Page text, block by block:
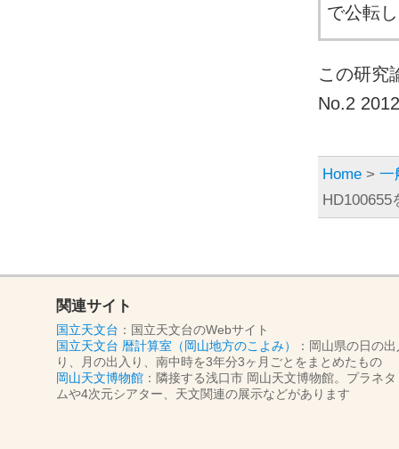
で公転
この研究
No.2
Home > 一
HD100655
関連サイト
国立天文台 ：国立天文台のWebサイト
国立天文台 暦計算室（岡山地方のこよみ）
：岡山県の日の
り、月の出入り、南中時を3年分3ヶ月ごとをまとめたもの
岡山天文博物館 ：隣接する浅口市 岡山天文博物館。プラネタ
ムや4次元シアター、天文関連の展示などがあります